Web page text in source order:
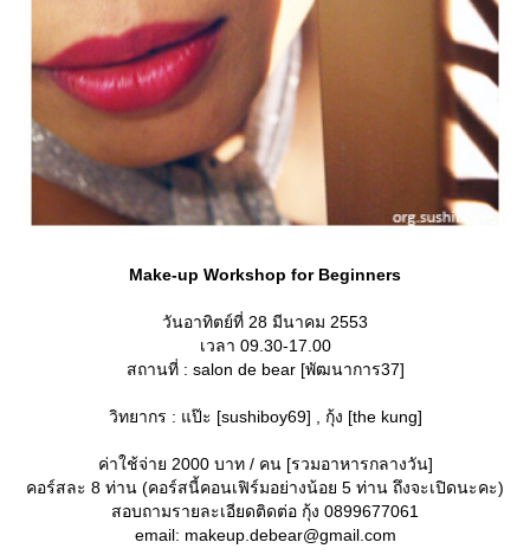
Make-up Workshop for Beginners
วันอาทิตย์ที่ 28 มีนาคม 2553
เวลา 09.30-17.00
สถานที่ : salon de bear [พัฒนาการ37]
วิทยากร : แป๊ะ [sushiboy69] , กุ้ง [the kung]
ค่าใช้จ่าย 2000 บาท / คน [รวมอาหารกลางวัน]
คอร์สละ 8 ท่าน (คอร์สนี้คอนเฟิร์มอย่างน้อย 5 ท่าน ถึงจะเปิดนะคะ)
สอบถามรายละเอียดติดต่อ กุ้ง 0899677061
email: makeup.debear@gmail.com